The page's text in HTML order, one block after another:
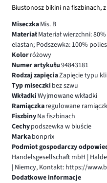
Biustonosz bikini na fiszbinach,
MiseczkaMis. B
MateriałMateriał wierzchni:
elastan; Podszewka: 100%
Kolorróżowy
Numer artykułu94843181
Rodzaj zapięciaZapięcie typu
Typ miseczki bez szwu
WkładkiWyjmowane wkładki
Ramiączkaregulowane
FiszbinyNa fiszbinach
Cechypodszewka w biuście
Markabonprix
Podmiot gospodarczy
Handelsgesellschaft mbH |
| Niemcy, Kontakt: https://
Dodatkowe informacje